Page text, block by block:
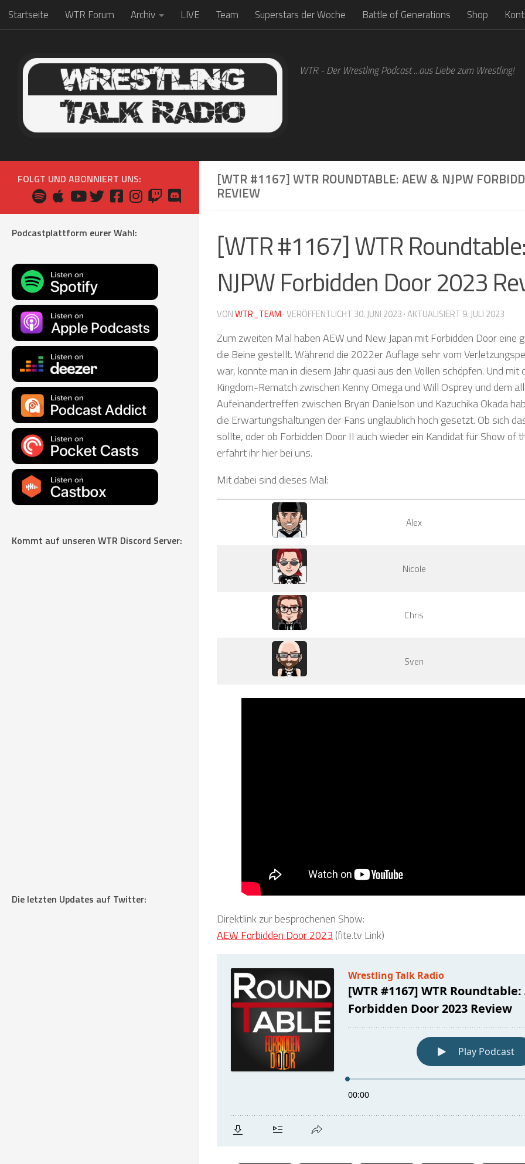
Zum Inhalt springen
Startseite WTR Forum Archiv LIVE Team Superstars der Woche Battle of Generations Shop
WTR - Der Wrestling Podcast ...aus Liebe zum Wrestling!
[WTR #1167] WTR ROUNDTABLE: AEW & NJPW
REVIEW
[WTR #1167] WTR
NJPW Forbidden Door 2023
VONWTR_TEAM · VERÖFFENTLICHT 30. JUNI 2023 · AKTUALISIERT 9. JULI 2023
Zum zweiten Mal haben AEW und New Japan mit Forbidden Door eine
die Beine gestellt. Während die 2022er Auflage sehr vom
war, konnte man in diesem Jahr quasi aus den Vollen schöpfen. Und mit
Kingdom-Rematch zwischen Kenny Omega und Will Osprey und dem
Aufeinandertreffen zwischen Bryan Danielson und Kazuchika Okada
die Erwartungshaltungen der Fans unglaublich hoch gesetzt. Ob sich
sollte, oder ob Forbidden Door II auch wieder ein Kandidat für Show of
erfahrt ihr hier bei uns.
Mit dabei sind dieses Mal:
Alex
Nicole
Chris
Sven
Direktlink zur besprochenen Show:
AEW Forbidden Door 2023(fite.tv Link)
FOLGT UND ABONNIERT UNS:
Podcastplattform eurer Wahl:
Kommt auf unseren WTR Discord Server:
Die letzten Updates auf Twitter: